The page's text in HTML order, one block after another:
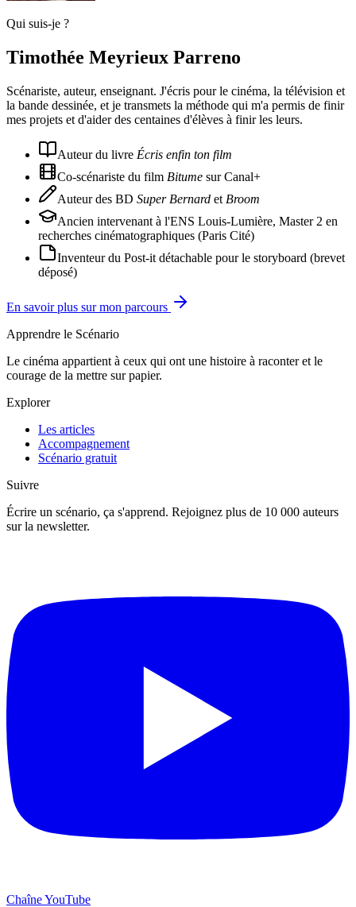
Qui suis-je ?
Timothée Meyrieux Parreno
Scénariste, auteur, enseignant. J'écris pour le cinéma, la télévision et
la bande dessinée, et je transmets la méthode qui m'a permis de finir
mes projets et d'aider des centaines d'élèves à finir les leurs.
Auteur du livre Écris enfin ton film
Co-scénariste du film Bitume sur Canal+
Auteur des BD Super Bernard et Broom
Ancien intervenant à l'ENS Louis-Lumière, Master 2 en
recherches cinématographiques (Paris Cité)
Inventeur du Post-it détachable pour le storyboard (brevet
déposé)
En savoir plus sur mon parcours
Apprendre le Scénario
Le cinéma appartient à ceux qui ont une histoire à raconter et le
courage de la mettre sur papier.
Explorer
Les articles
Accompagnement
Scénario gratuit
Suivre
Écrire un scénario, ça s'apprend. Rejoignez plus de 10 000 auteurs
sur la newsletter.
Chaîne YouTube